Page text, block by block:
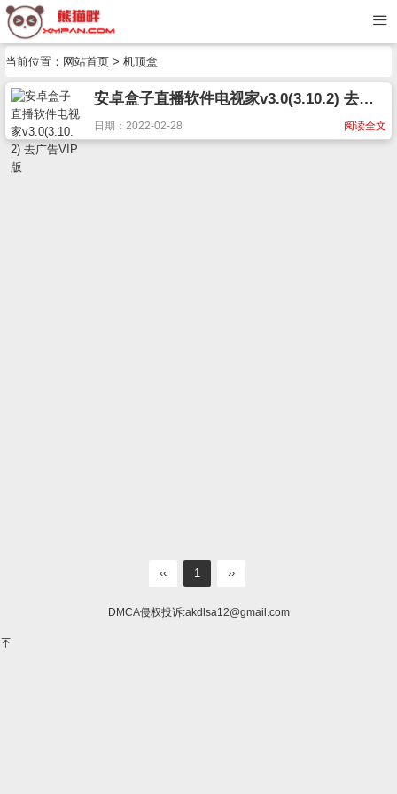
当前位置： 网站首页 > 机顶盒
安卓盒子直播软件电视家v3.0(3.10.2) 去广告VIP版
阅读全文
日期：2022-02-28
‹‹ 1 ››
DMCA侵权投诉:akdlsa12@gmail.com